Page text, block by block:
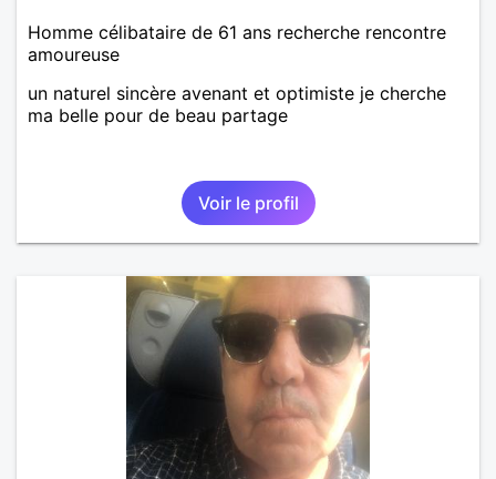
Homme célibataire de 61 ans recherche rencontre
amoureuse
un naturel sincère avenant et optimiste je cherche
ma belle pour de beau partage
Voir le profil